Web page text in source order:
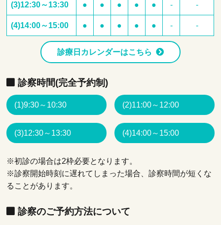
(3)12:30～13:30 ● ● ● ● ● - -
(4)14:00～15:00 ● ● ● ● ● - -
診療日カレンダーはこちら
診察時間(完全予約制)
(1)9:30～10:30 (2)11:00～12:00
(3)12:30～13:30 (4)14:00～15:00
※初診の場合は2枠必要となります。
※診察開始時刻に遅れてしまった場合、診察時間が短くな
ることがあります。
診察のご予約方法について